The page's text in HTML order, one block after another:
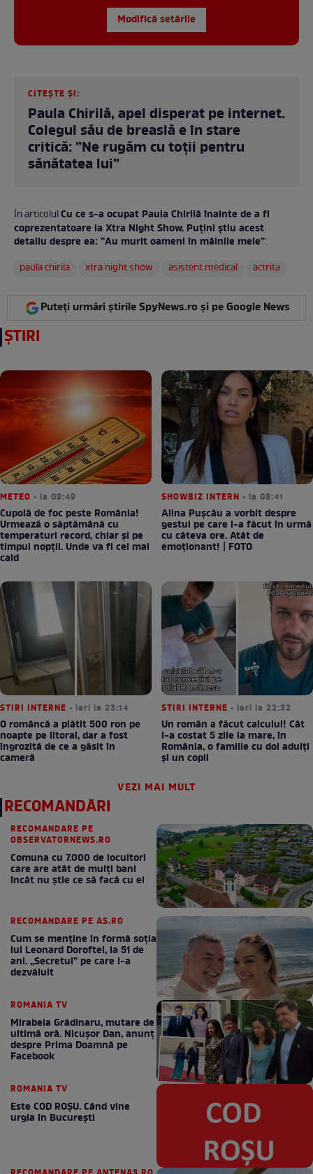
Modifică setările
CITEȘTE ȘI:
Paula Chirilă, apel disperat pe internet.
Colegul său de breaslă e în stare
critică: ”Ne rugăm cu toții pentru
sănătatea lui”
În articolulCu ce s-a ocupat Paula Chirilă înainte de a fi
coprezentatoare la Xtra Night Show. Puțini știu acest
detaliu despre ea: ”Au murit oameni în mâinile mele”:
paula chirila
xtra night show asistent medical actrita
Puteți urmări știrile SpyNews.ro și pe Google News
ȘTIRI
METEO • la 09:49
Cupolă de foc peste România!
Urmează o săptămână cu
temperaturi record, chiar și pe
timpul nopții. Unde va fi cel mai
cald
SHOWBIZ INTERN • la 08:41
Alina Pușcău a vorbit despre
gestul pe care l-a făcut în urmă
cu câteva ore. Atât de
emoționant! | FOTO
STIRI INTERNE • ieri la 23:14
O româncă a plătit 500 ron pe
noapte pe litoral, dar a fost
îngrozită de ce a găsit în
cameră
STIRI INTERNE • ieri la 22:32
Un român a făcut calculul! Cât
l-a costat 5 zile la mare, în
România, o familie cu doi adulți
și un copil
VEZI MAI MULT
RECOMANDĂRI
RECOMANDARE PE
OBSERVATORNEWS.RO
Comuna cu 7.000 de locuitori
care are atât de mulți bani
încât nu știe ce să facă cu ei
RECOMANDARE PE AS.RO
Cum se menţine în formă soţia
lui Leonard Doroftei, la 51 de
ani. „Secretul” pe care l-a
dezvăluit
ROMANIA TV
Mirabela Grădinaru, mutare de
ultimă oră. Nicuşor Dan, anunţ
despre Prima Doamnă pe
Facebook
ROMANIA TV
Este COD ROŞU. Când vine
urgia în Bucureşti